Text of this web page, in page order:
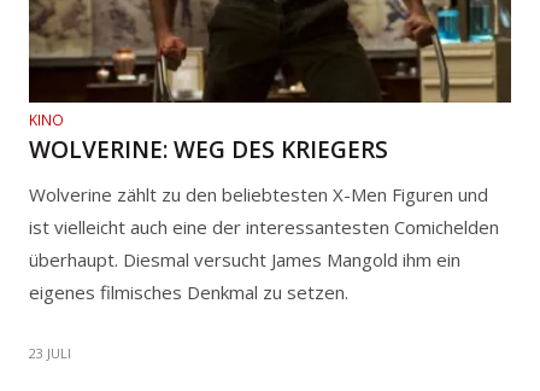
KINO
WOLVERINE: WEG DES KRIEGERS
Wolverine zählt zu den beliebtesten X-Men Figuren und
ist vielleicht auch eine der interessantesten Comichelden
überhaupt. Diesmal versucht James Mangold ihm ein
eigenes filmisches Denkmal zu setzen.
23 JULI